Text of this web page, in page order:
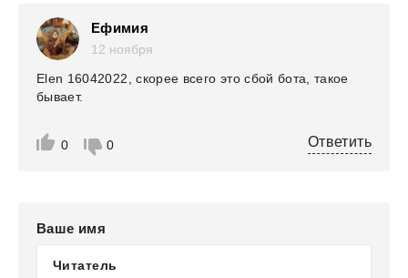
Ефимия
12 ноября
0 0
Elen 16042022, скорее всего это сбой бота, такое
бывает.
Ответить
Ваше имя